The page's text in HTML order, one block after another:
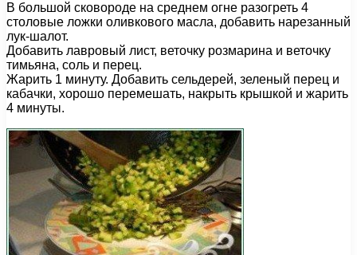
В большой сковороде на среднем огне разогреть 4
столовые ложки оливкового масла, добавить нарезанный
лук-шалот.
Добавить лавровый лист, веточку розмарина и веточку
тимьяна, соль и перец.
Жарить 1 минуту. Добавить сельдерей, зеленый перец и
кабачки, хорошо перемешать, накрыть крышкой и жарить
4 минуты.